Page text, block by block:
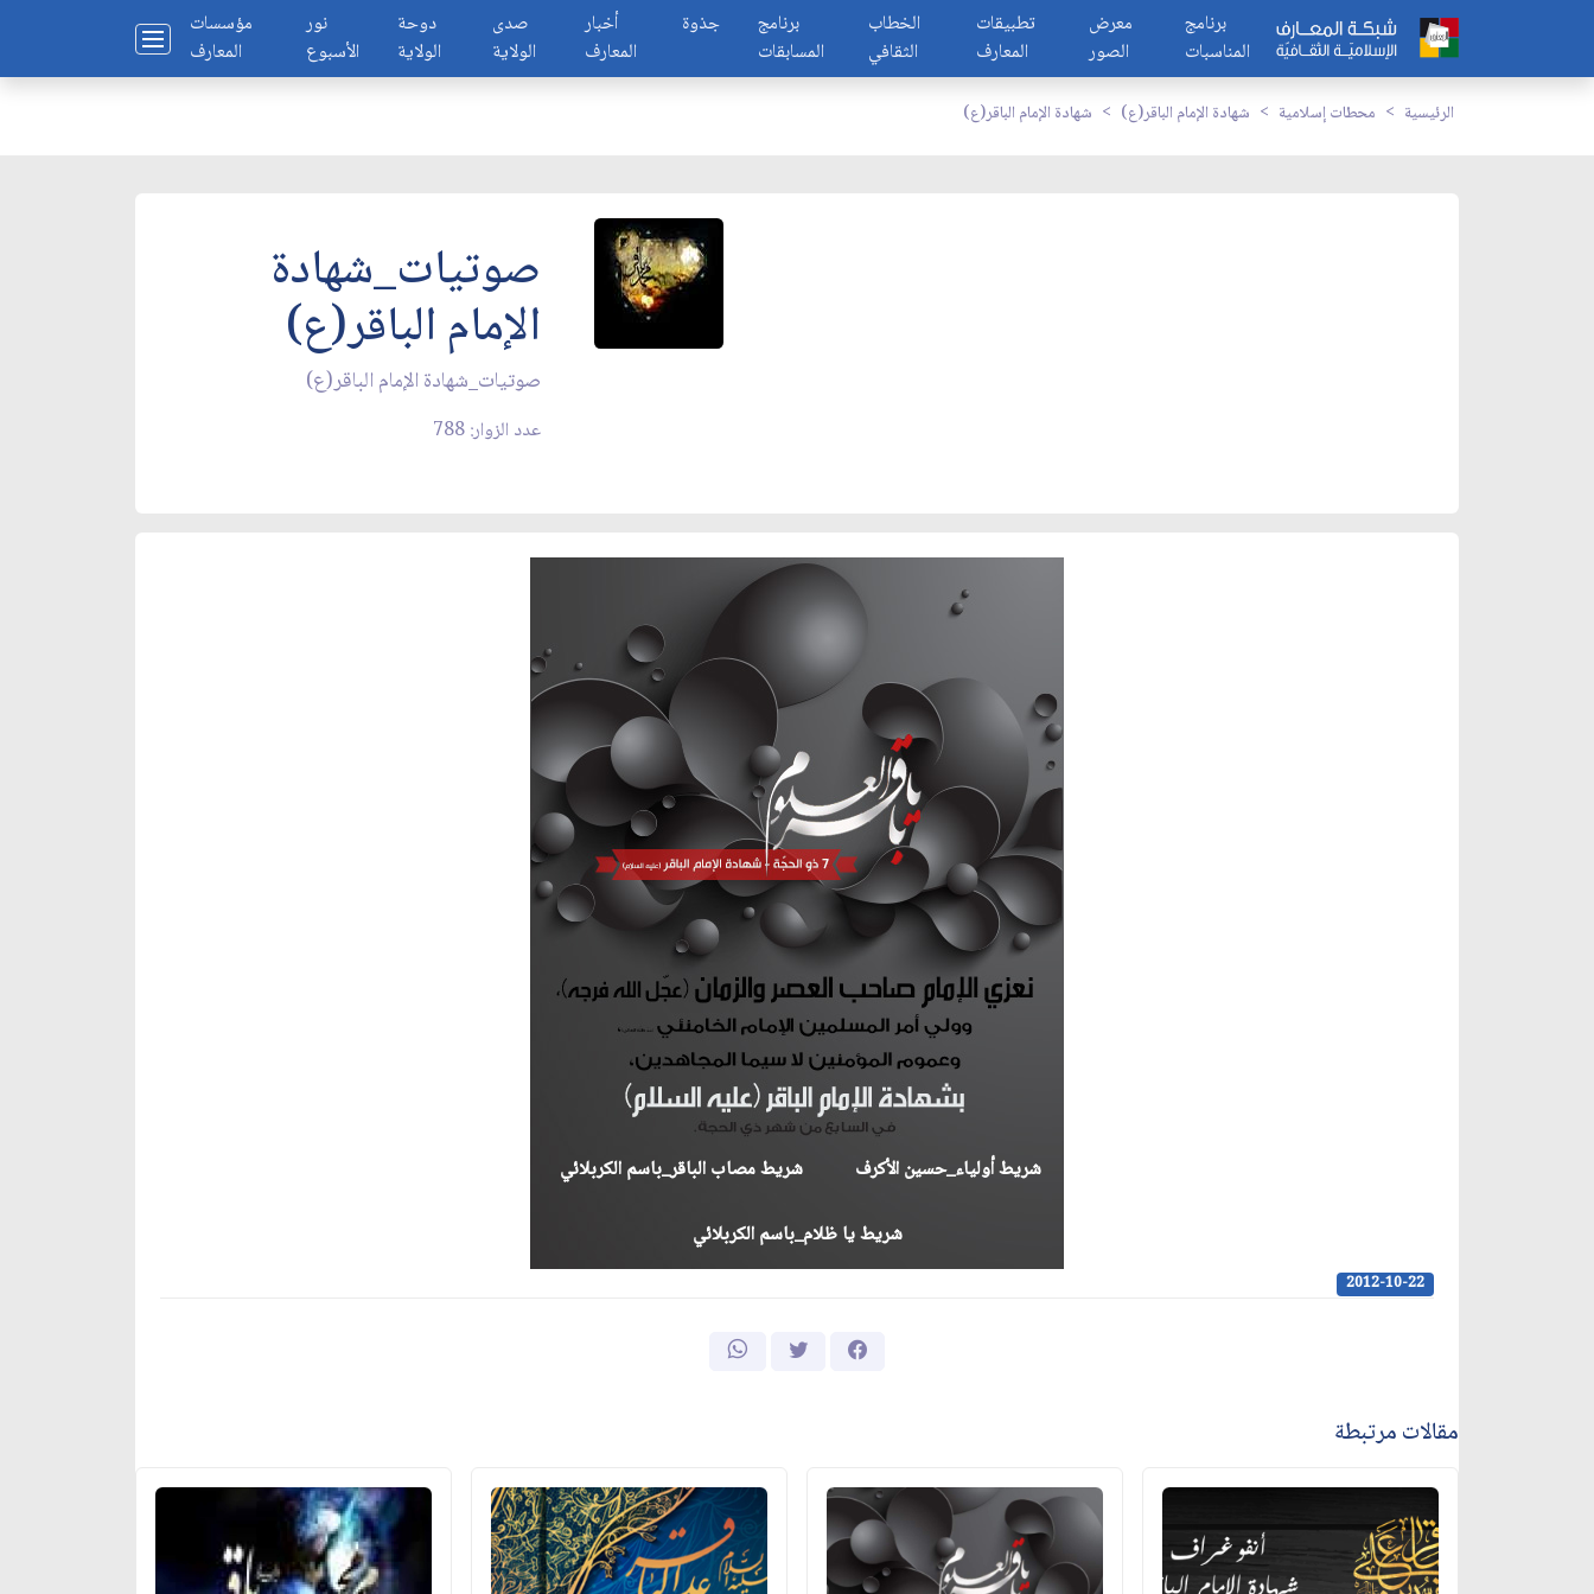
مؤسسات
المعارف
نور
الأسبوع
دوحة
الولاية
صدى
الولاية
أخبار
المعارف
جذوة
برنامج
المسابقات
الخطاب
الثقافي
تطبيقات
المعارف
معرض
الصور
برنامج
المناسبات
الرئيسية محطات إسلامية شهادة الإمام الباقر(ع) شهادة الإمام الباقر(ع)
صوتيات_شهادة
الإمام الباقر(ع)
صوتيات_شهادة الإمام الباقر(ع)
عدد الزوار: 788
شريط أولياء_حسينالأكرف شريط مصاب الباقر_باسمالكربلائي
شريط يا ظلام_باسم الكربلائي
2012-10-22
مقالات مرتبطة